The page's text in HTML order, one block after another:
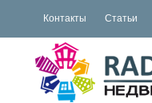
Контакты Статьи